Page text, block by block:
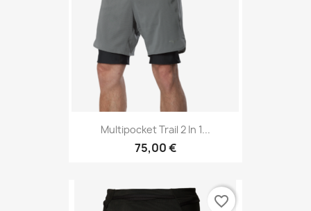
Multipocket Trail 2 In 1...
75,00 €
favorite_border